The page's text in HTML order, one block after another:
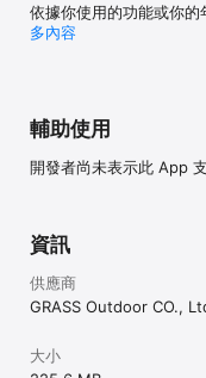
依據你使用的功能或你的
多內容
輔助使用
開發者尚未表示此 App
資訊
供應商
GRASS Outdoor CO.,
大小